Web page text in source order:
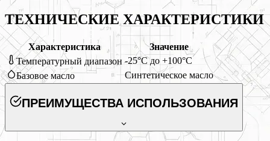
ТЕХНИЧЕСКИЕ ХАРАКТЕРИСТИКИ
Характеристика
Значение
Температурный диапазон -25°C до +100°C
Базовое масло
Синтетическое масло
ПРЕИМУЩЕСТВА ИСПОЛЬЗОВАНИЯ